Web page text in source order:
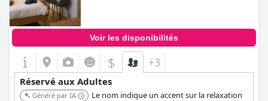
Voir les disponibilités
$ +3
Réservé aux Adultes
Généré par IA
Le nom indique un accent sur la relaxation